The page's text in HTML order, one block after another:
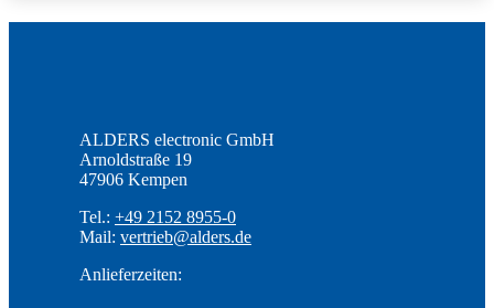
ALDERS electronic GmbH
Arnoldstraße 19
47906 Kempen
Tel.: +49 2152 8955-0
Mail: vertrieb@alders.de
Anlieferzeiten: